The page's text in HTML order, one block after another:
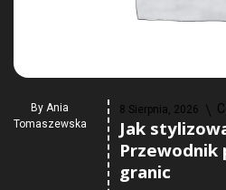
By Ania
Tomaszewska
8 Sierpnia, 2026
Jak
Przewodnik
granic